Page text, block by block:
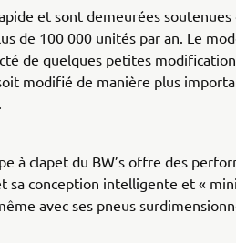
et sont demeurées soutenues
de 100 000 unités par an. Le
de quelques petites
modifié de manière plus
à clapet du BW’s offre des
sa conception intelligente et «
avec ses pneus